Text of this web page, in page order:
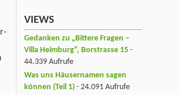
VIEWS
Gedanken zu „Bittere Fragen –
Villa Heimburg“, Borstrasse 15 -
44.339 Aufrufe
Was uns Häusernamen sagen
können (Teil 1) - 24.091 Aufrufe